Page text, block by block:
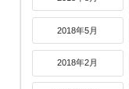
2018年5月
2018年2月